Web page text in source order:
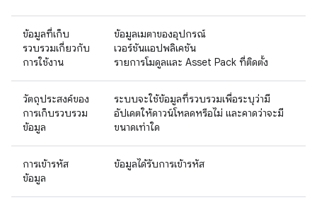
ข้อมูลที่เก็บ
รวบรวมเกี่ยวกับ
การใช้งาน
ข้อมูลเมตาของอุปกรณ์
เวอร์ชันแอปพลิเคชัน
รายการโมดูลและ Asset Pack ที่ติดตั้ง
วัตถุประสงค์ของ
การเก็บรวบรวม
ข้อมูล
ระบบจะใช้ข้อมูลที่รวบรวมเพื่อระบุว่ามี
อัปเดตให้ดาวน์โหลดหรือไม่ และคาดว่าจะมี
ขนาดเท่าใด
การเข้ารหัส
ข้อมูล
ข้อมูลได้รับการเข้ารหัส